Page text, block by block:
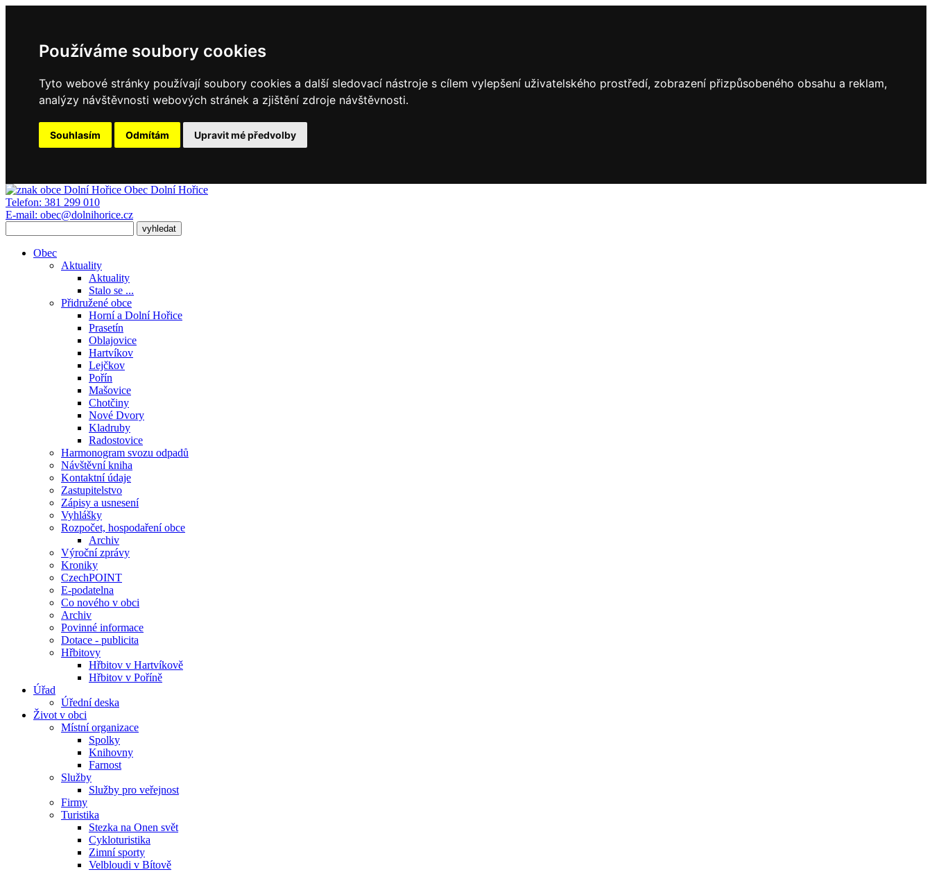
Používáme soubory cookies
Tyto webové stránky používají soubory cookies a další sledovací nástroje s cílem vylepšení uživatelského prostředí, zobrazení přizpůsobeného obsahu a reklam,
analýzy návštěvnosti webových stránek a zjištění zdroje návštěvnosti.
Souhlasím Odmítám Upravit mé předvolby
Obec Dolní Hořice
Telefon: 381 299 010
E-mail: obec@dolnihorice.cz
Obec
Aktuality
Aktuality
Stalo se ...
Přidružené obce
Horní a Dolní Hořice
Prasetín
Oblajovice
Hartvíkov
Lejčkov
Pořín
Mašovice
Chotčiny
Nové Dvory
Kladruby
Radostovice
Harmonogram svozu odpadů
Návštěvní kniha
Kontaktní údaje
Zastupitelstvo
Zápisy a usnesení
Vyhlášky
Rozpočet, hospodaření obce
Archiv
Výroční zprávy
Kroniky
CzechPOINT
E-podatelna
Co nového v obci
Archiv
Povinné informace
Dotace - publicita
Hřbitovy
Hřbitov v Hartvíkově
Hřbitov v Poříně
Úřad
Úřední deska
Život v obci
Místní organizace
Spolky
Knihovny
Farnost
Služby
Služby pro veřejnost
Firmy
Turistika
Stezka na Onen svět
Cykloturistika
Zimní sporty
Velbloudi v Bítově